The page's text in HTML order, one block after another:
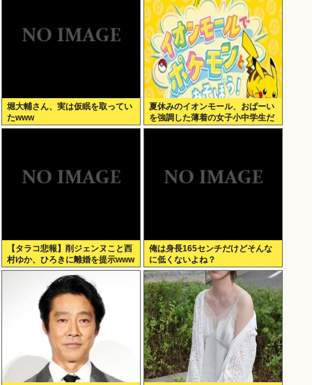
堀大輔さん、実は仮眠を取ってい
たwww
夏休みのイオンモール、おぱーい
を強調した薄着の女子小中学生だ
らけ。あれ恥ずかしくないの？
【タラコ悲報】削ジェンヌこと西
村ゆか、ひろきに離婚を提示www
俺は身長165センチだけどそんな
に低くないよね？